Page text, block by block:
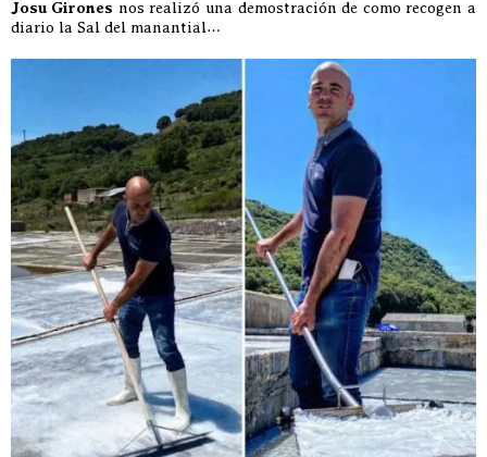
Josu Girones nos realizó una demostración de como recogen a
diario la Sal del manantial…